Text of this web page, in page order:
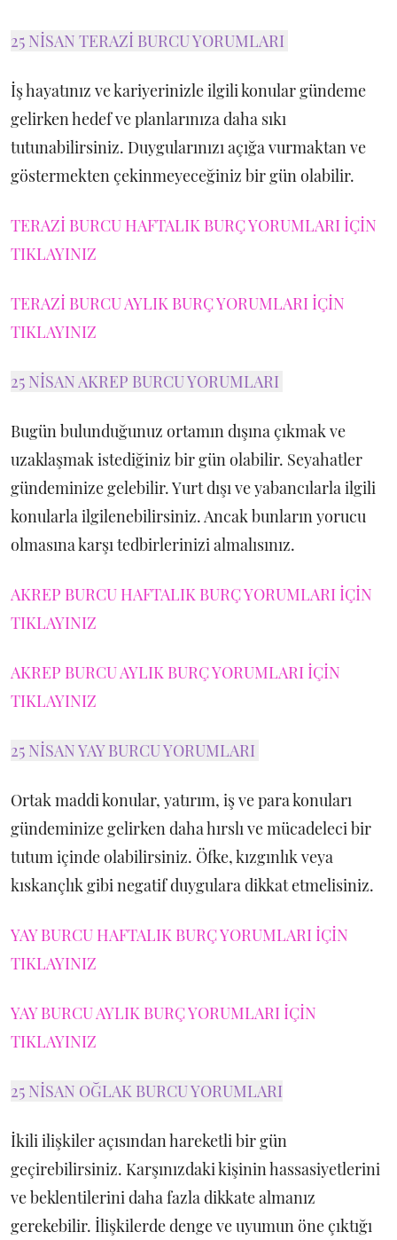
25 NİSAN TERAZİ BURCU YORUMLARI
İş hayatınız ve kariyerinizle ilgili konular gündeme
gelirken hedef ve planlarınıza daha sıkı
tutunabilirsiniz. Duygularınızı açığa vurmaktan ve
göstermekten çekinmeyeceğiniz bir gün olabilir.
TERAZİ BURCU HAFTALIK BURÇ YORUMLARI İÇİN
TIKLAYINIZ
TERAZİ BURCU AYLIK BURÇ YORUMLARI İÇİN
TIKLAYINIZ
25 NİSAN AKREP BURCU YORUMLARI
Bugün bulunduğunuz ortamın dışına çıkmak ve
uzaklaşmak istediğiniz bir gün olabilir. Seyahatler
gündeminize gelebilir. Yurt dışı ve yabancılarla ilgili
konularla ilgilenebilirsiniz. Ancak bunların yorucu
olmasına karşı tedbirlerinizi almalısınız.
AKREP BURCU HAFTALIK BURÇ YORUMLARI İÇİN
TIKLAYINIZ
AKREP BURCU AYLIK BURÇ YORUMLARI İÇİN
TIKLAYINIZ
25 NİSAN YAY BURCU YORUMLARI
Ortak maddi konular, yatırım, iş ve para konuları
gündeminize gelirken daha hırslı ve mücadeleci bir
tutum içinde olabilirsiniz. Öfke, kızgınlık veya
kıskançlık gibi negatif duygulara dikkat etmelisiniz.
YAY BURCU HAFTALIK BURÇ YORUMLARI İÇİN
TIKLAYINIZ
YAY BURCU AYLIK BURÇ YORUMLARI İÇİN
TIKLAYINIZ
25 NİSAN OĞLAK BURCU YORUMLARI
İkili ilişkiler açısından hareketli bir gün
geçirebilirsiniz. Karşınızdaki kişinin hassasiyetlerini
ve beklentilerini daha fazla dikkate almanız
gerekebilir. İlişkilerde denge ve uyumun öne çıktığı